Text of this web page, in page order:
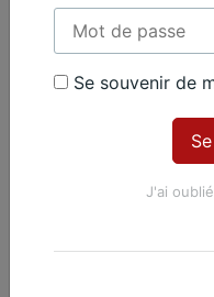
Premium
Se souvenir de
J'ai